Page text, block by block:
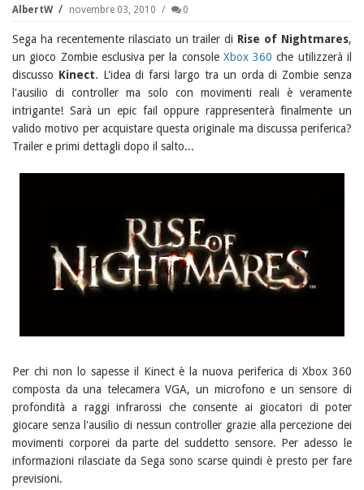
AlbertW novembre 03, 2010 0
Sega ha recentemente rilasciato un trailer di Rise of Nightmares,
un gioco Zombie esclusiva per la console Xbox 360 che utilizzerà il
discusso Kinect. L'idea di farsi largo tra un orda di Zombie senza
l'ausilio di controller ma solo con movimenti reali è veramente
intrigante! Sarà un epic fail oppure rappresenterà finalmente un
valido motivo per acquistare questa originale ma discussa periferica?
Trailer e primi dettagli dopo il salto...
Per chi non lo sapesse il Kinect è la nuova periferica di Xbox 360
composta da una telecamera VGA, un microfono e un sensore di
profondità a raggi infrarossi che consente ai giocatori di poter
giocare senza l'ausilio di nessun controller grazie alla percezione dei
movimenti corporei da parte del suddetto sensore. Per adesso le
informazioni rilasciate da Sega sono scarse quindi è presto per fare
previsioni.